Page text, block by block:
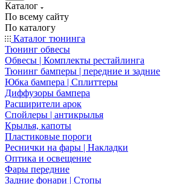
Каталог
По всему сайту
По каталогу
Каталог тюнинга
Тюнинг обвесы
Обвесы | Комплекты рестайлинга
Тюнинг бамперы | передние и задние
Юбка бампера | Сплиттеры
Диффузоры бампера
Расширители арок
Спойлеры | антикрылья
Крылья, капоты
Пластиковые пороги
Реснички на фары | Накладки
Оптика и освещение
Фары передние
Задние фонари | Стопы